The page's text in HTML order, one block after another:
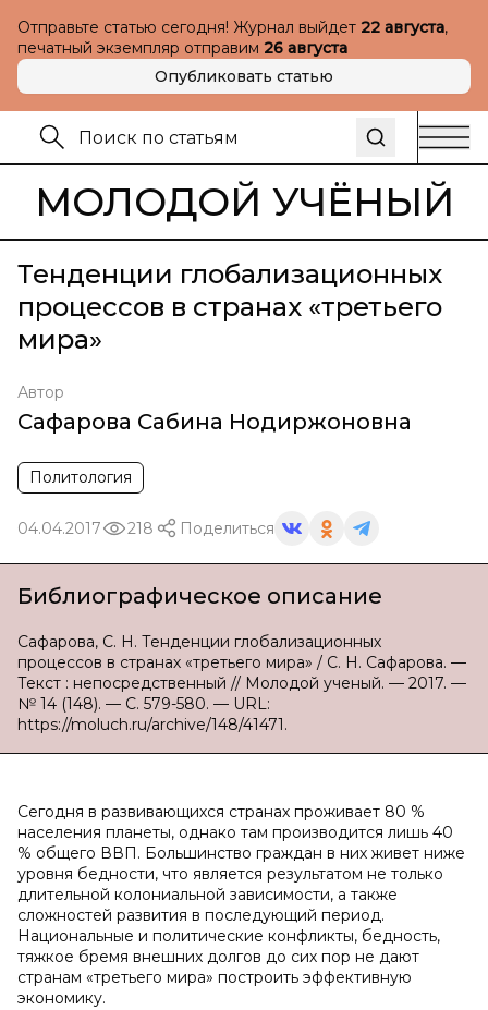
Отправьте статью сегодня! Журнал выйдет 22 августа,
печатный экземпляр отправим 26 августа
Опубликовать статью
МОЛОДОЙ УЧЁНЫЙ
Тенденции глобализационных
процессов в странах «третьего
мира»
Автор
Сафарова Сабина Нодиржоновна
Политология
04.04.2017 218 Поделиться
Библиографическое описание
Сафарова, С. Н. Тенденции глобализационных
процессов в странах «третьего мира» / С. Н. Сафарова. —
Текст : непосредственный // Молодой ученый. — 2017. —
№ 14 (148). — С. 579-580. — URL:
https://moluch.ru/archive/148/41471.
Сегодня в развивающихся странах проживает 80 %
населения планеты, однако там производится лишь 40
% общего ВВП. Большинство граждан в них живет ниже
уровня бедности, что является результатом не только
длительной колониальной зависимости, а также
сложностей развития в последующий период.
Национальные и политические конфликты, бедность,
тяжкое бремя внешних долгов до сих пор не дают
странам «третьего мира» построить эффективную
экономику.